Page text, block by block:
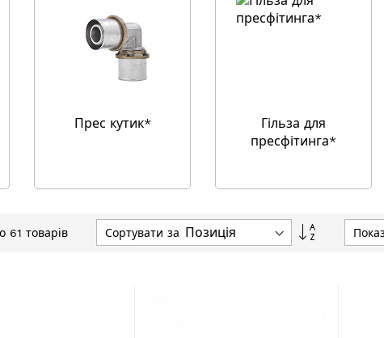
Прес кутик*
Гільза для
пресфітинга*
61 товарів Сортувати за
Сортувати